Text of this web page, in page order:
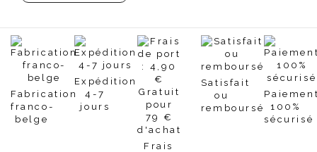
Fabrication
franco-
belge
Expédition
4-7
jours
Frais
Satisfait
ou
remboursé
100%
sécurisé